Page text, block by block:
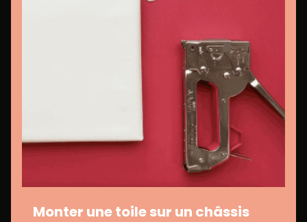
Monter une toile sur un châssis